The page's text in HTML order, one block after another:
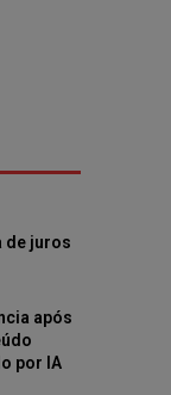
de juros
após
por IA